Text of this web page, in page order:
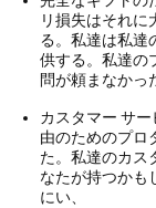
い
地
リ損失はそれに
る。私達は私達
供する。私達の
問が頼まなかっ
カスタマー サ
由のためのプロ
た。私達のカス
なたが持つかも
にい、